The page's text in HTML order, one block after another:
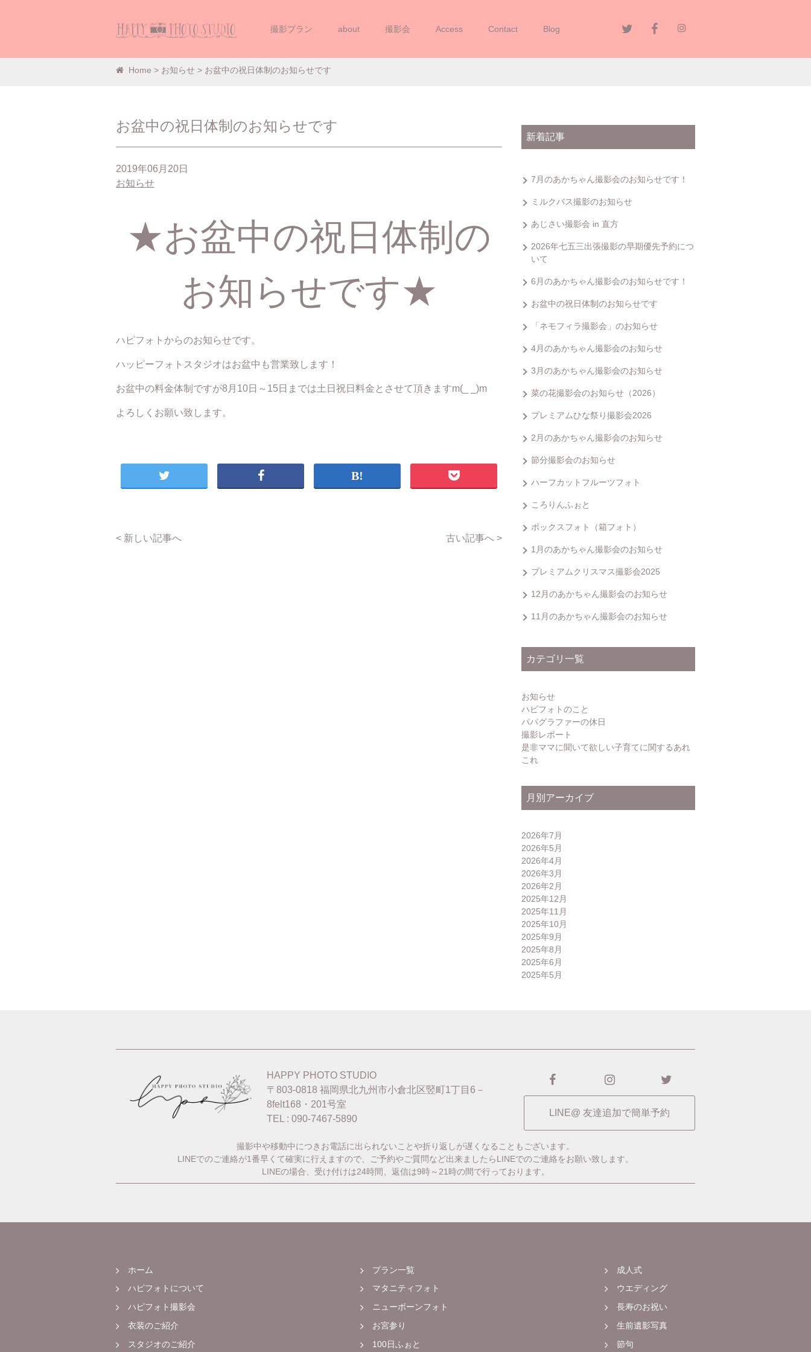
撮影プラン about 撮影会 Access Contact Blog
Home > お知らせ > お盆中の祝日体制のお知らせです
お盆中の祝日体制のお知らせです
2019年06月20日
お知らせ
★お盆中の祝日体制の
お知らせです★
ハピフォトからのお知らせです。
ハッピーフォトスタジオはお盆中も営業致します！
お盆中の料金体制ですが8月10日～15日までは土日祝日料金とさせて頂きますm(_ _)m
よろしくお願い致します。
< 新しい記事へ 古い記事へ >
新着記事
7月のあかちゃん撮影会のお知らせです！
ミルクバス撮影のお知らせ
あじさい撮影会 in 直方
2026年七五三出張撮影の早期優先予約につ
いて
6月のあかちゃん撮影会のお知らせです！
お盆中の祝日体制のお知らせです
「ネモフィラ撮影会」のお知らせ
4月のあかちゃん撮影会のお知らせ
3月のあかちゃん撮影会のお知らせ
菜の花撮影会のお知らせ（2026）
プレミアムひな祭り撮影会2026
2月のあかちゃん撮影会のお知らせ
節分撮影会のお知らせ
ハーフカットフルーツフォト
ころりんふぉと
ボックスフォト（箱フォト）
1月のあかちゃん撮影会のお知らせ
プレミアムクリスマス撮影会2025
12月のあかちゃん撮影会のお知らせ
11月のあかちゃん撮影会のお知らせ
カテゴリ一覧
お知らせ
ハピフォトのこと
パパグラファーの休日
撮影レポート
是非ママに聞いて欲しい子育てに関するあれ
これ
月別アーカイブ
2026年7月
2026年5月
2026年4月
2026年3月
2026年2月
2025年12月
2025年11月
2025年10月
2025年9月
2025年8月
2025年6月
2025年5月
HAPPY PHOTO STUDIO
〒803-0818 福岡県北九州市小倉北区竪町1丁目6－
8felt168・201号室
TEL : 090-7467-5890
LINE@ 友達追加で簡単予約
撮影中や移動中につきお電話に出られないことや折り返しが遅くなることもございます。
LINEでのご連絡が1番早くて確実に行えますので、ご予約やご質問など出来ましたらLINEでのご連絡をお願い致します。
LINEの場合、受け付けは24時間、返信は9時～21時の間で行っております。
ホーム
ハピフォトについて
ハピフォト撮影会
衣装のご紹介
スタジオのご紹介
プラン一覧
マタニティフォト
ニューボーンフォト
お宮参り
100日ふぉと
成人式
ウエディング
長寿のお祝い
生前遺影写真
節句